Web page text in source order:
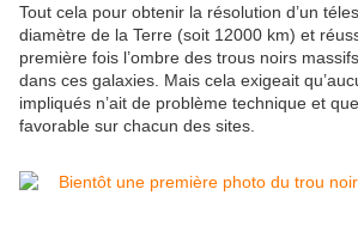
Tout cela pour obtenir la résolution d’un
diamètre de la Terre (soit 12000 km) et
première fois l’ombre des trous noirs
dans ces galaxies. Mais cela exigeait
impliqués n’ait de problème technique et
favorable sur chacun des sites.